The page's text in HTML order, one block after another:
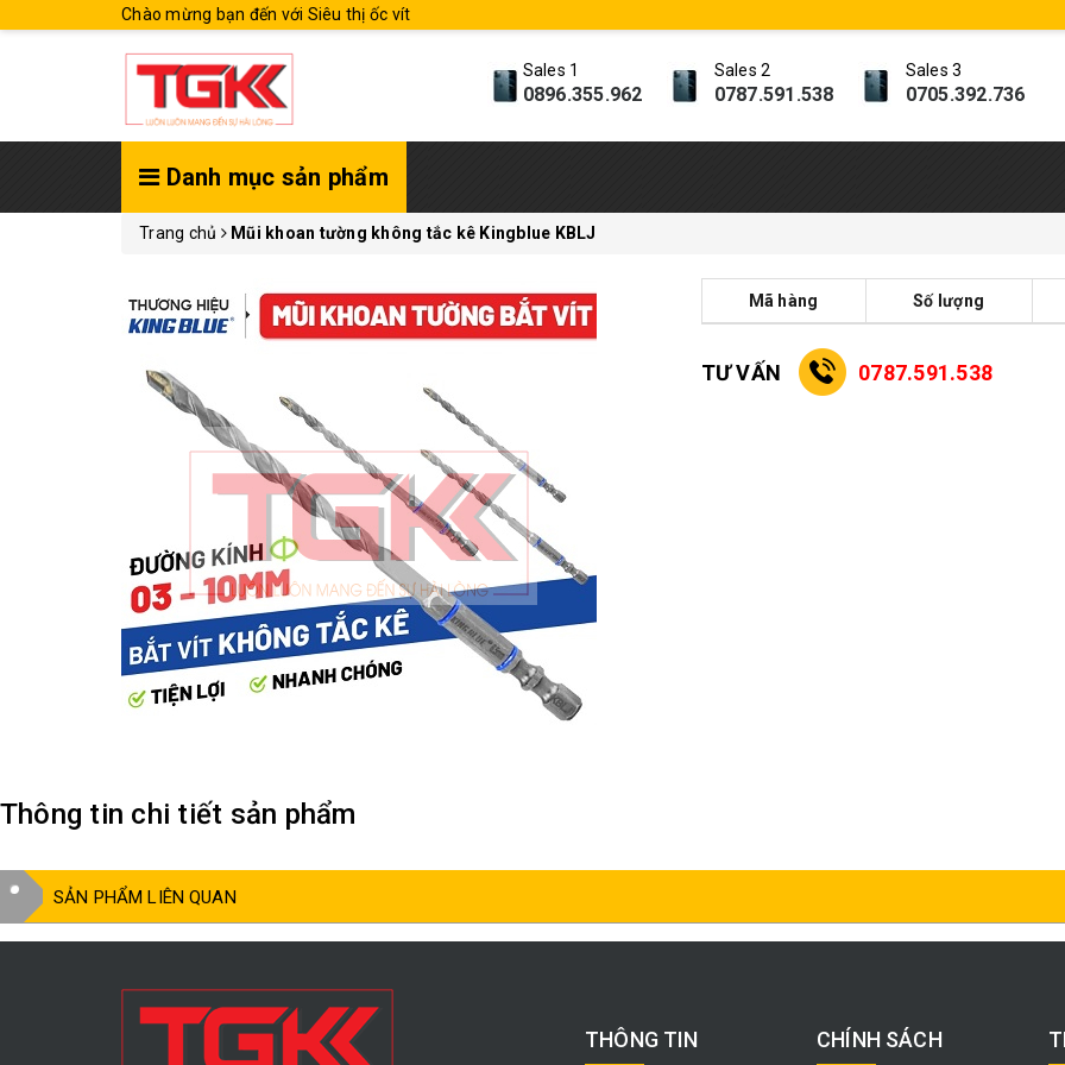
Chào mừng bạn đến với Siêu thị ốc vít
Sales 1
0896.355.962
Sales 2
0787.591.538
Sales 3
0705.392.736
Danh mục sản phẩm
Trang chủ Mũi khoan tường không tắc kê Kingblue KBLJ
Mã hàng Số lượng
TƯ VẤN 0787.591.538
Thông tin chi tiết sản phẩm
SẢN PHẨM LIÊN QUAN
THÔNG TIN CHÍNH SÁCH